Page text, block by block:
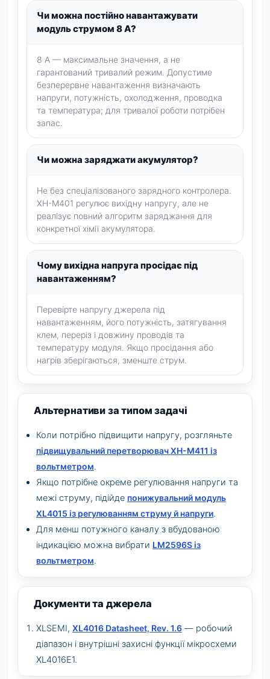
Чи можна постійно навантажувати
модуль струмом 8 А?
8 А — максимальне значення, а не
гарантований тривалий режим. Допустиме
безперервне навантаження визначають
напруги, потужність, охолодження, проводка
та температура; для тривалої роботи потрібен
запас.
Чи можна заряджати акумулятор?
Не без спеціалізованого зарядного контролера.
XH-M401 регулює вихідну напругу, але не
реалізує повний алгоритм заряджання для
конкретної хімії акумулятора.
Чому вихідна напруга просідає під
навантаженням?
Перевірте напругу джерела під
навантаженням, його потужність, затягування
клем, переріз і довжину проводів та
температуру модуля. Якщо просідання або
нагрів зберігаються, зменште струм.
Альтернативи за типом задачі
Коли потрібно підвищити напругу, розгляньте
підвищувальний перетворювач XH-M411 із
вольтметром.
Якщо потрібне окреме регулювання напруги та
межі струму, підійде понижувальний модуль
XL4015 із регулюванням струму й напруги.
Для менш потужного каналу з вбудованою
індикацією можна вибрати LM2596S із
вольтметром.
Документи та джерела
XLSEMI, XL4016 Datasheet, Rev. 1.6 — робочий
діапазон і внутрішні захисні функції мікросхеми
XL4016E1.